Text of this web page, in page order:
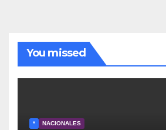
You missed
* NACIONALES